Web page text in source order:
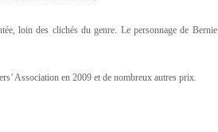
loin des clichés du genre. Le personnage de Bernie
Association en 2009 et de nombreux autres prix.